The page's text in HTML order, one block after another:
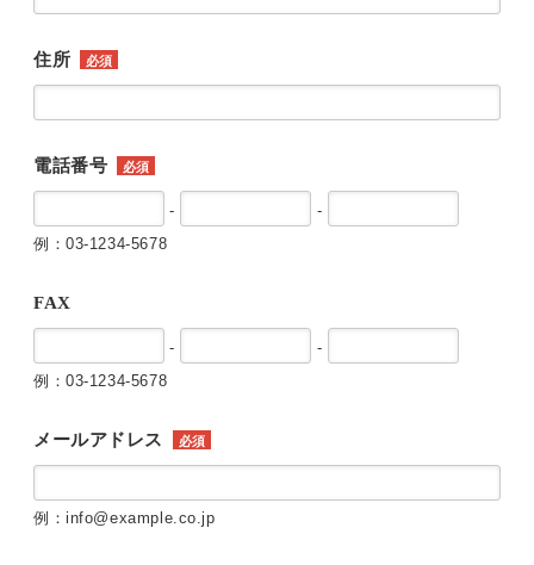
住所 必須
電話番号 必須
-
-
例：03-1234-5678
FAX
-
-
例：03-1234-5678
メールアドレス 必須
例：info@example.co.jp